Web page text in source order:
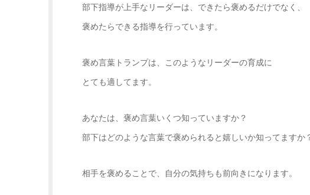
部下指導が上手なリーダーは、できたら褒めるだけでなく、
褒めたらできる指導を行っています。
褒め言葉トランプは、このようなリーダーの育成に
とても適してます。
あなたは、褒め言葉いくつ知っていますか？
部下はどのような言葉で褒められると嬉しいか知ってますか
相手を褒めることで、自分の気持ちも前向きになります。